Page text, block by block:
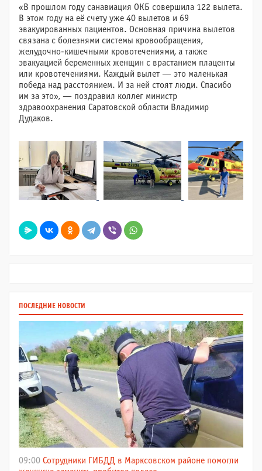
«В прошлом году санавиация ОКБ совершила 122 вылета.
В этом году на её счету уже 40 вылетов и 69
эвакуированных пациентов. Основная причина вылетов
связана с болезнями системы кровообращения,
желудочно-кишечными кровотечениями, а также
эвакуацией беременных женщин с врастанием плаценты
или кровотечениями. Каждый вылет — это маленькая
победа над расстоянием. И за ней стоят люди. Спасибо
им за это», — поздравил коллег министр
здравоохранения Саратовской области Владимир
Дудаков.
ПОСЛЕДНИЕ НОВОСТИ
09:00 Сотрудники ГИБДД в Марксовском районе помогли